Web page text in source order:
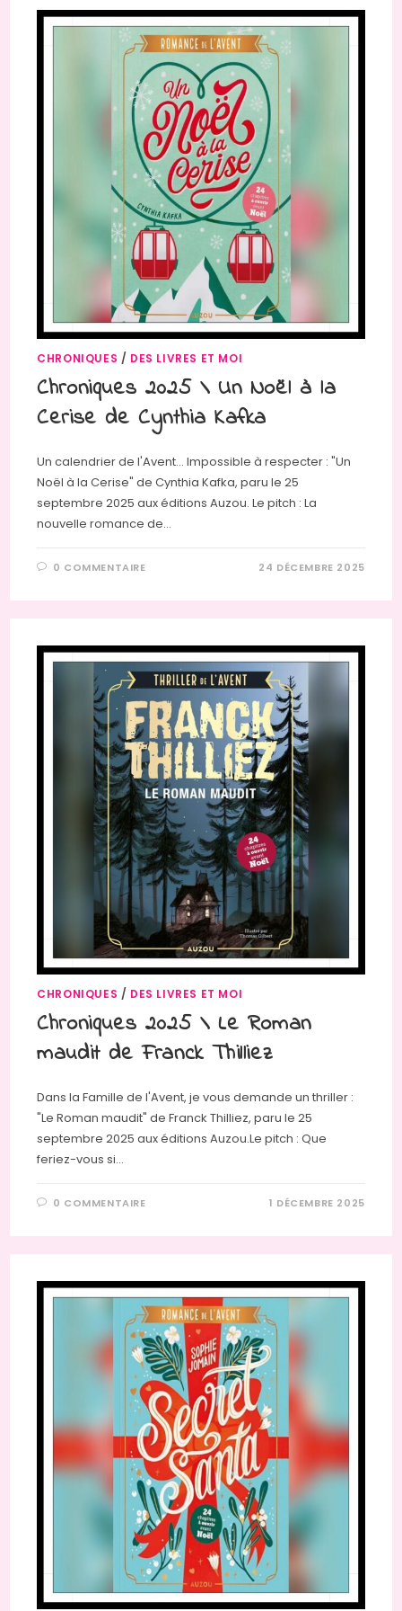
CHRONIQUES / DES LIVRES ET MOI
Chroniques 2025 \ Un Noël à la
Cerise de Cynthia Kafka
Un calendrier de l'Avent… Impossible à respecter : "Un
Noël à la Cerise" de Cynthia Kafka, paru le 25
septembre 2025 aux éditions Auzou. Le pitch : La
nouvelle romance de…
0 COMMENTAIRE 24 DÉCEMBRE 2025
CHRONIQUES / DES LIVRES ET MOI
Chroniques 2025 \ Le Roman
maudit de Franck Thilliez
Dans la Famille de l'Avent, je vous demande un thriller :
"Le Roman maudit" de Franck Thilliez, paru le 25
septembre 2025 aux éditions Auzou.Le pitch : Que
feriez-vous si…
0 COMMENTAIRE 1 DÉCEMBRE 2025